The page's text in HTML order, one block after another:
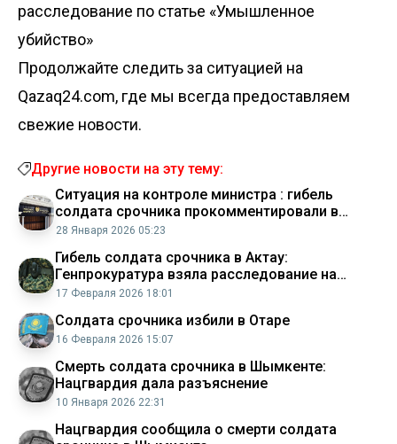
расследование по статье «Умышленное
убийство»
Продолжайте следить за ситуацией на
Qazaq24.com, где мы всегда предоставляем
свежие новости.
Другие новости на эту тему:
Ситуация на контроле министра : гибель
солдата срочника прокомментировали в
Минобороны
28 Января 2026 05:23
Гибель солдата срочника в Актау:
Генпрокуратура взяла расследование на
особый контроль
17 Февраля 2026 18:01
Солдата срочника избили в Отаре
16 Февраля 2026 15:07
Смерть солдата срочника в Шымкенте:
Нацгвардия дала разъяснение
10 Января 2026 22:31
Нацгвардия сообщила о смерти солдата